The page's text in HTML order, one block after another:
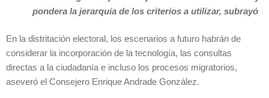
pondera la jerarquía de los criterios a utilizar, subrayó
En la distritación electoral, los escenarios a futuro habrán de
considerar la incorporación de la tecnología, las consultas
directas a la ciudadanía e incluso los procesos migratorios,
aseveró el Consejero Enrique Andrade González.